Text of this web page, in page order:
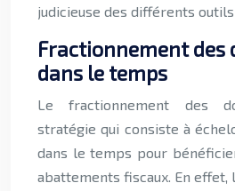
judicieuse des différents
Fractionnement des
dans le temps
Le fractionnement des
stratégie qui consiste à
dans le temps pour
abattements fiscaux. En